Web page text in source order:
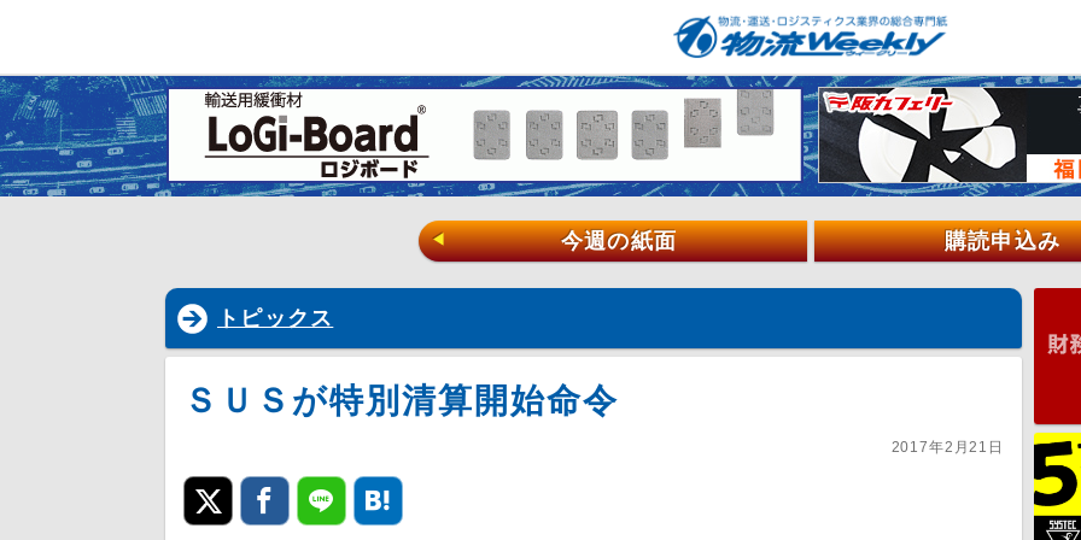
◀ 今週の紙面 購読申込み
トピックス
ＳＵＳが特別清算開始命令
2017年2月21日